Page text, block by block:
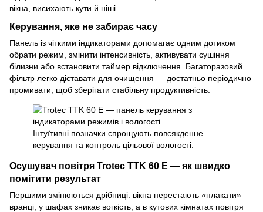
вікна, висихають кути й ніші.
Керування, яке не забирає часу
Панель із чіткими індикаторами допомагає одним дотиком
обрати режим, змінити інтенсивність, активувати сушіння
білизни або встановити таймер відключення. Багаторазовий
фільтр легко діставати для очищення — достатньо періодично
промивати, щоб зберігати стабільну продуктивність.
Інтуїтивні позначки спрощують повсякденне
керування та контроль цільової вологості.
Осушувач повітря Trotec TTK 60 E — як швидко
помітити результат
Першими змінюються дрібниці: вікна перестають «плакати»
вранці, у шафах зникає вогкість, а в кутових кімнатах повітря